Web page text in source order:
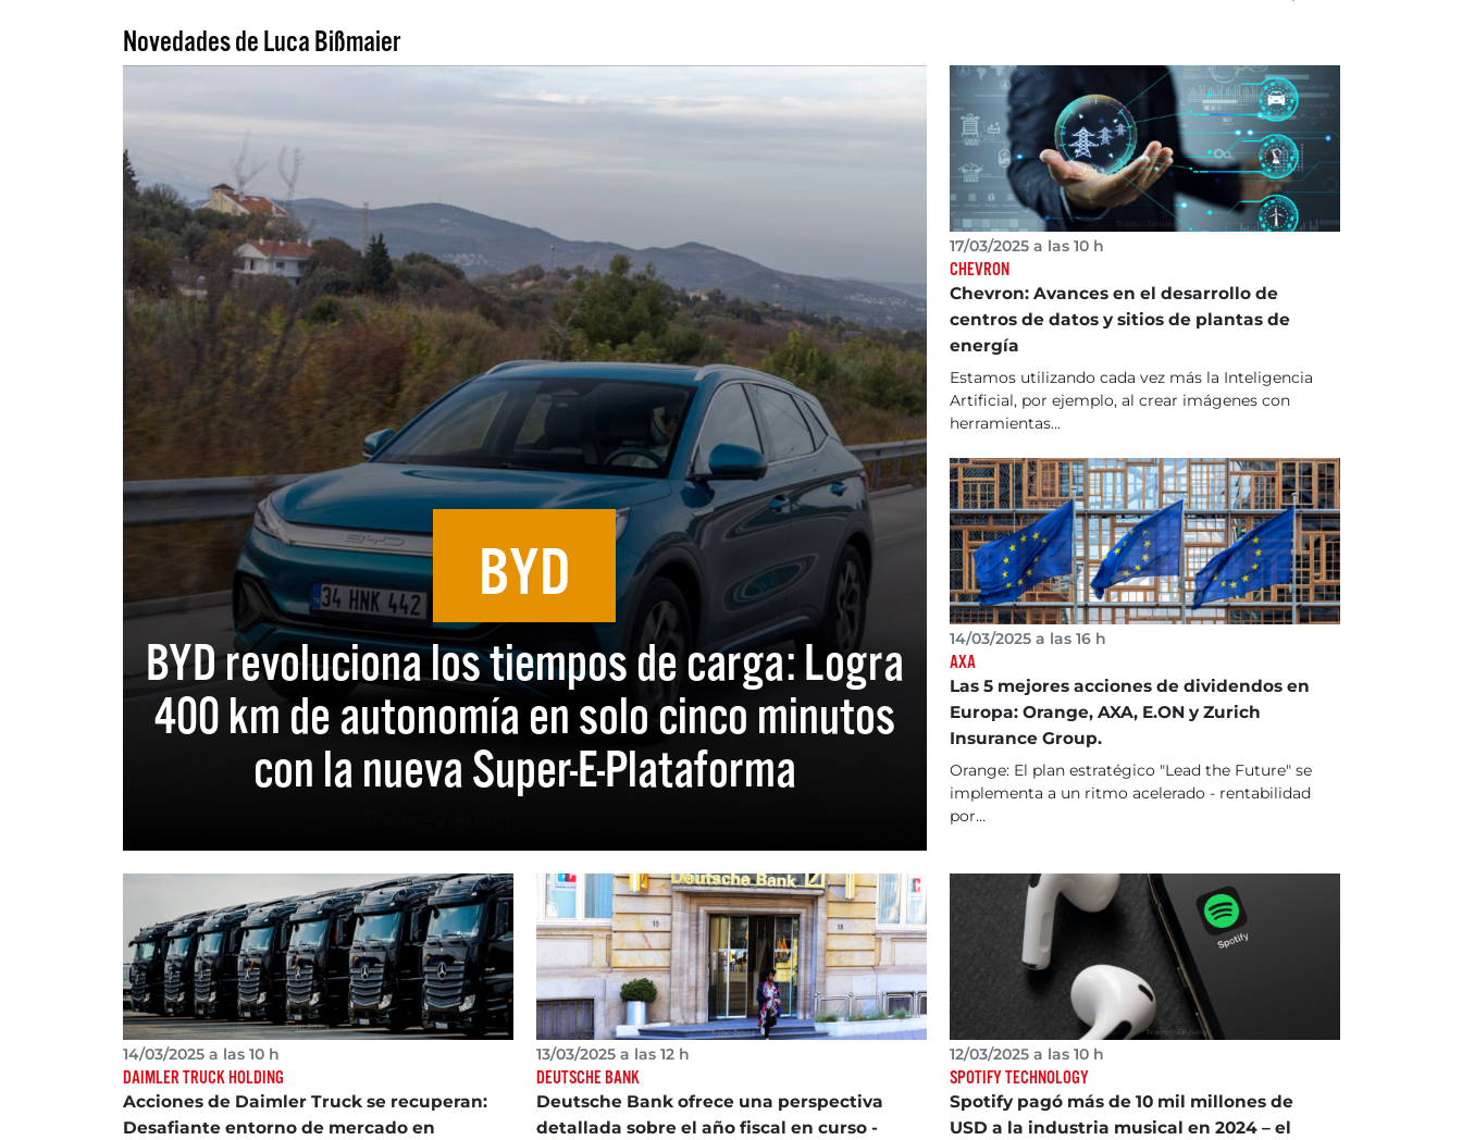
Novedades de Luca Bißmaier
BYD
BYD revoluciona los tiempos de carga: Logra
400 km de autonomía en solo cinco minutos
con la nueva Super-E-Plataforma
17/03/2025 a las 10 h
CHEVRON
Chevron: Avances en el desarrollo de
centros de datos y sitios de plantas de
energía
Estamos utilizando cada vez más la Inteligencia
Artificial, por ejemplo, al crear imágenes con
herramientas...
14/03/2025 a las 16 h
AXA
Las 5 mejores acciones de dividendos en
Europa: Orange, AXA, E.ON y Zurich
Insurance Group.
Orange: El plan estratégico "Lead the Future" se
implementa a un ritmo acelerado - rentabilidad
por...
14/03/2025 a las 10 h
DAIMLER TRUCK HOLDING
Acciones de Daimler Truck se recuperan:
Desafiante entorno de mercado en
13/03/2025 a las 12 h
DEUTSCHE BANK
Deutsche Bank ofrece una perspectiva
detallada sobre el año fiscal en curso -
12/03/2025 a las 10 h
SPOTIFY TECHNOLOGY
Spotify pagó más de 10 mil millones de
USD a la industria musical en 2024 – el